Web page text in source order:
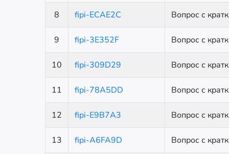
8 fipi-ECAE2C Вопрос с
9 fipi-3E352F Вопрос с
10 fipi-309D29 Вопрос с
11 fipi-78A5DD Вопрос с
12 fipi-E9B7A3 Вопрос с
13 fipi-A6FA9D Вопрос с